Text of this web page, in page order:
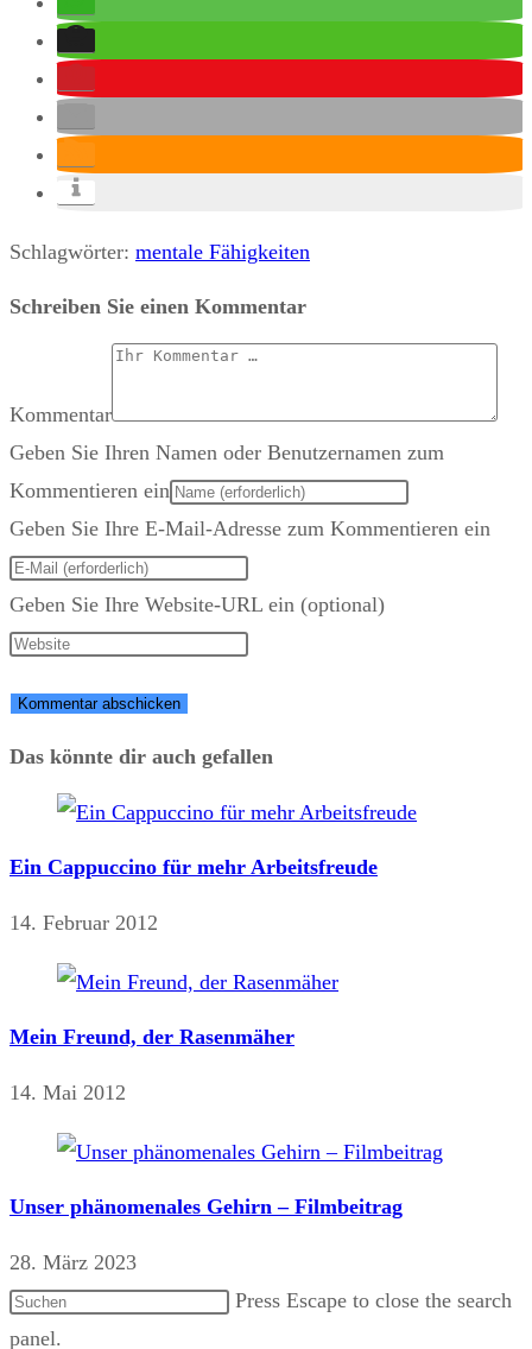
Schlagwörter: mentale Fähigkeiten
Schreiben Sie einen Kommentar
Kommentar
Geben Sie Ihren Namen oder Benutzernamen zum
Kommentieren ein
Geben Sie Ihre E-Mail-Adresse zum Kommentieren ein
Geben Sie Ihre Website-URL ein (optional)
Das könnte dir auch gefallen
Ein Cappuccino für mehr Arbeitsfreude
14. Februar 2012
Mein Freund, der Rasenmäher
14. Mai 2012
Unser phänomenales Gehirn – Filmbeitrag
28. März 2023
Press Escape to close the search
panel.